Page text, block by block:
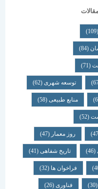
توسعه شهری(62)
منابع طبیعی(58)
روز معمار(47)
تاریخ شفاهی (41)
فراخوان ها (32)
فناوری (26)